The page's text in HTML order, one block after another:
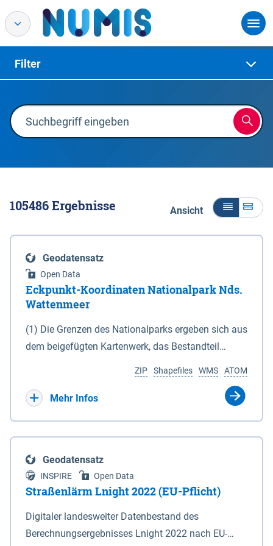
Filter
105486Ergebnisse Ansicht
Geodatensatz
Open Data
Eckpunkt-Koordinaten Nationalpark Nds.
Wattenmeer
(1) Die Grenzen des Nationalparks ergeben sich aus
dem beigefügten Kartenwerk, das Bestandteil
(DTK) im Maßstab 1 : 100 000 (Anlage 2), 2.
verkleinerte Amtliche Karte 1 : 5 000 (AK5) im
projizierte Koordinaten im Europäischen
Terrestrischen Referenzsystem 1989 (ETRS 89) mit
der Universalen Transversalen Mercator-Abbildung
bezogen auf die Zone 32 N (UTM 32N) dargestellt
(Anlage 4); Gleiches gilt für die geografischen
ATOM
WMS
Shapefiles
ZIP
Mehr Infos
Geodatensatz
INSPIRE Open Data
Straßenlärm Lnight 2022 (EU-Pflicht)
Digitaler landesweiter Datenbestand des
Berechnungsergebnisses Lnight 2022 nach EU-